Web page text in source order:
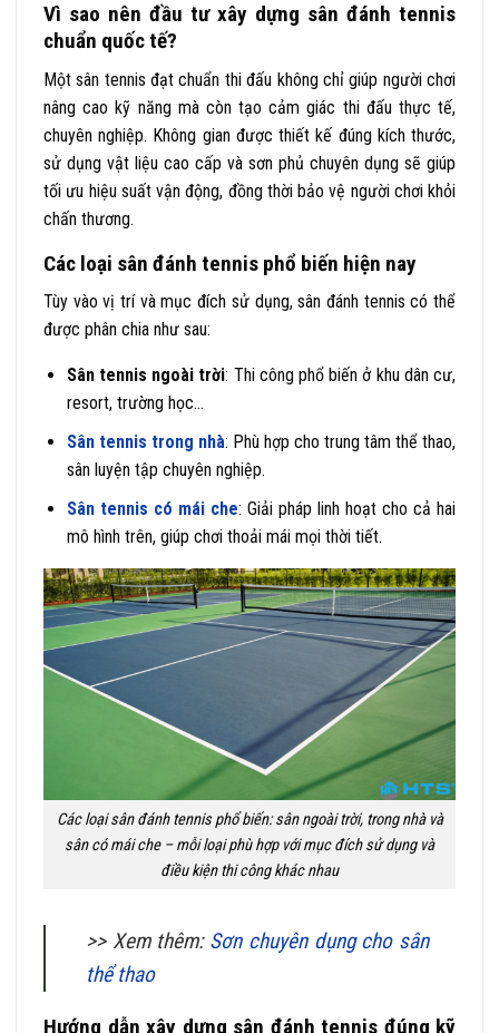
Vì sao nên đầu tư xây dựng sân đánh tennis
chuẩn quốc tế?
Một sân tennis đạt chuẩn thi đấu không chỉ giúp người chơi
nâng cao kỹ năng mà còn tạo cảm giác thi đấu thực tế,
chuyên nghiệp. Không gian được thiết kế đúng kích thước,
sử dụng vật liệu cao cấp và sơn phủ chuyên dụng sẽ giúp
tối ưu hiệu suất vận động, đồng thời bảo vệ người chơi khỏi
chấn thương.
Các loại sân đánh tennis phổ biến hiện nay
Tùy vào vị trí và mục đích sử dụng, sân đánh tennis có thể
được phân chia như sau:
Sân tennis ngoài trời: Thi công phổ biến ở khu dân cư,
resort, trường học…
Sân tennis trong nhà: Phù hợp cho trung tâm thể thao,
sân luyện tập chuyên nghiệp.
Sân tennis có mái che: Giải pháp linh hoạt cho cả hai
mô hình trên, giúp chơi thoải mái mọi thời tiết.
Các loại sân đánh tennis phổ biến: sân ngoài trời, trong nhà và
sân có mái che – mỗi loại phù hợp với mục đích sử dụng và
điều kiện thi công khác nhau
>> Xem thêm: Sơn chuyên dụng cho sân
thể thao
Hướng dẫn xây dựng sân đánh tennis đúng kỹ